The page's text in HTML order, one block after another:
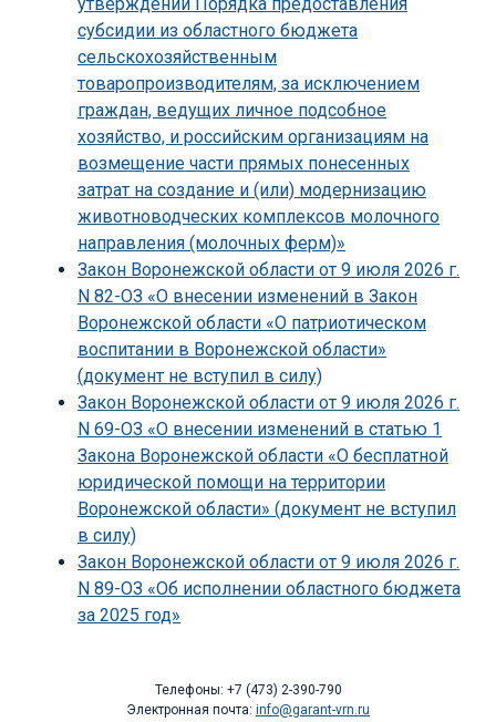
субсидии из областного бюджета
сельскохозяйственным
товаропроизводителям, за исключением
граждан, ведущих личное подсобное
хозяйство, и российским организациям на
возмещение части прямых понесенных
затрат на создание и (или) модернизацию
животноводческих комплексов молочного
направления (молочных ферм)»
Закон Воронежской области от 9 июля 2026 г.
N 82-ОЗ «О внесении изменений в Закон
Воронежской области «О патриотическом
воспитании в Воронежской области»
(документ не вступил в силу)
Закон Воронежской области от 9 июля 2026 г.
N 69-ОЗ «О внесении изменений в статью 1
Закона Воронежской области «О бесплатной
юридической помощи на территории
Воронежской области» (документ не вступил
в силу)
Закон Воронежской области от 9 июля 2026 г.
N 89-ОЗ «Об исполнении областного бюджета
за 2025 год»
Телефоны: +7 (473) 2-390-790
Электронная почта: info@garant-vrn.ru